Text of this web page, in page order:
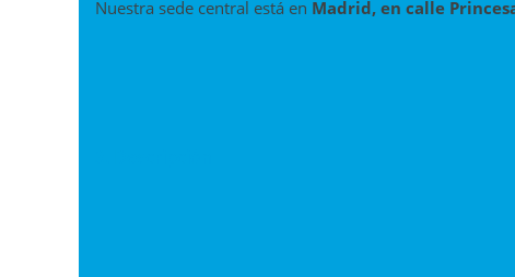
Nuestra sede central está en Madrid, en calle